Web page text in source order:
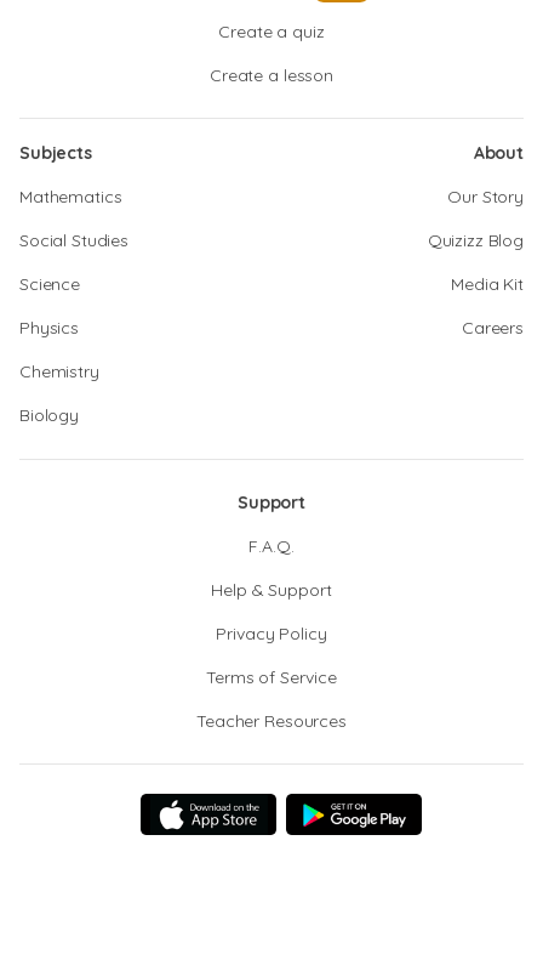
Create a quiz
Create a lesson
Subjects
Mathematics
Social Studies
Science
Physics
Chemistry
Biology
About
Our Story
Quizizz Blog
Media Kit
Careers
Support
F.A.Q.
Help & Support
Privacy Policy
Terms of Service
Teacher Resources